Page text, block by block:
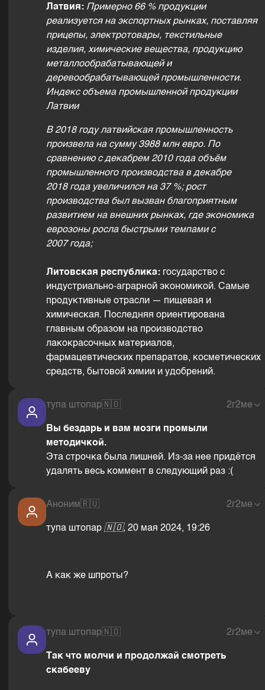
Латвия: Примерно 66 % продукции
реализуется на экспортных рынках, поставляя
прицепы, электротовары, текстильные
изделия, химические вещества, продукцию
металлообрабатывающей и
деревообрабатывающей промышленности.
Индекс объема промышленной продукции
Латвии
В 2018 году латвийская промышленность
произвела на сумму 3988 млн евро. По
сравнению с декабрем 2010 года объём
промышленного производства в декабре
2018 года увеличился на 37 %; рост
производства был вызван благоприятным
развитием на внешних рынках, где экономика
еврозоны росла быстрыми темпами с
2007 года;
Литовская республика: государство с
индустриально-аграрной экономикой. Самые
продуктивные отрасли — пищевая и
химическая. Последняя ориентирована
главным образом на производство
лакокрасочных материалов,
фармацевтических препаратов, косметических
средств, бытовой химии и удобрений.
тупа штопар🇳🇴 2г2ме
Вы бездарь и вам мозги промыли
методичкой.
Эта строчка была лишней. Из-за нее придётся
удалять весь коммент в следующий раз :(
Аноним🇷🇺 2г2ме
тупа штопар 🇳🇴, 20 мая 2024, 19:26
А как же шпроты?
тупа штопар🇳🇴 2г2ме
Так что молчи и продолжай смотреть
скабееву